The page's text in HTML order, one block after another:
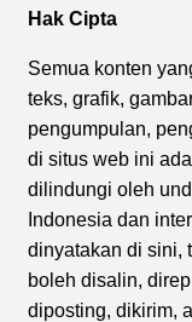
Hak Cipta
Semua konten
teks, grafik,
pengumpulan,
di situs web ini
dilindungi oleh
Indonesia dan
dinyatakan di sini,
boleh disalin,
diposting, dikirim,